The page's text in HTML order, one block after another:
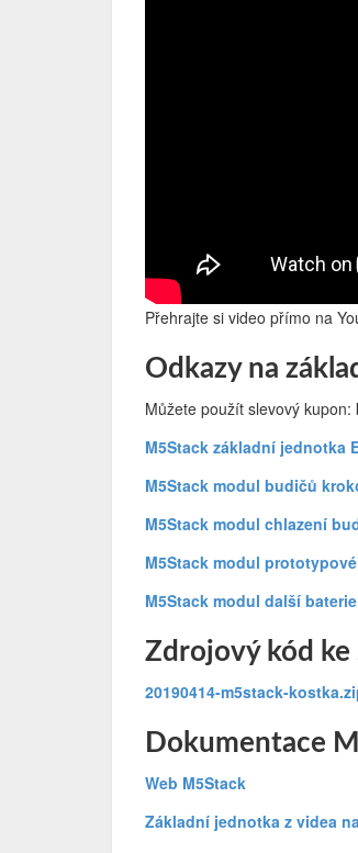
Přehrajte si video přímo na
Odkazy na
Můžete použít slevový kupon:
M5Stack základní jednotka
M5Stack modul budičů
M5Stack modul chlazení
M5Stack modul
M5Stack modul další
Zdrojový kód ke
20190414-m5stack-
Dokumentace
Web M5Stack
Základní jednotka z videa